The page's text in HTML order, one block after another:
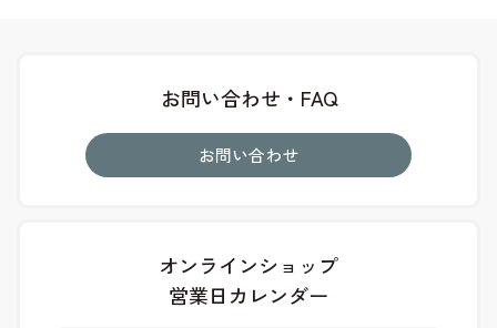
お問い合わせ・FAQ
お問い合わせ
オンラインショップ
営業日カレンダー